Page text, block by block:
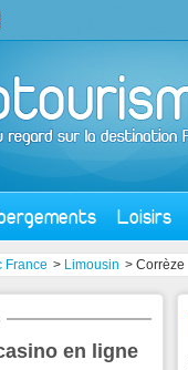
Loisirs
France > Limousin > Corrèze
en ligne